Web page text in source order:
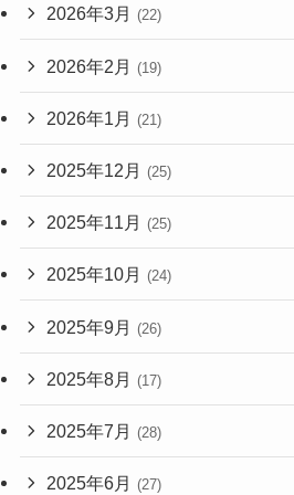
2026年3月 (22)
2026年2月 (19)
2026年1月 (21)
2025年12月 (25)
2025年11月 (25)
2025年10月 (24)
2025年9月 (26)
2025年8月 (17)
2025年7月 (28)
2025年6月 (27)